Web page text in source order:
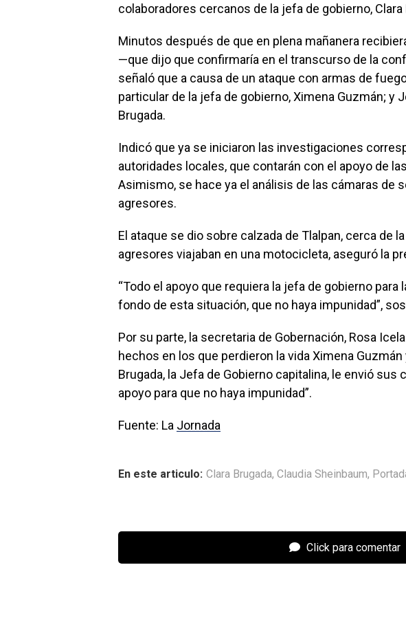
colaboradores cercanos de la jefa de gobierno, Clara
Minutos después de que en plena mañanera
—que dijo que confirmaría en el transcurso de la
señaló que a causa de un ataque con armas de
particular de la jefa de gobierno, Ximena Guzmán; y
Brugada.
Indicó que ya se iniciaron las investigaciones
autoridades locales, que contarán con el apoyo de
Asimismo, se hace ya el análisis de las cámaras de
agresores.
El ataque se dio sobre calzada de Tlalpan, cerca de
agresores viajaban en una motocicleta, aseguró la
“Todo el apoyo que requiera la jefa de gobierno para
fondo de esta situación, que no haya impunidad”,
Por su parte, la secretaria de Gobernación, Rosa
hechos en los que perdieron la vida Ximena
Brugada, la Jefa de Gobierno capitalina, le envió
apoyo para que no haya impunidad”.
Fuente: La Jornada
En este articulo: Clara Brugada, Claudia Sheinbaum,
Click para comentar